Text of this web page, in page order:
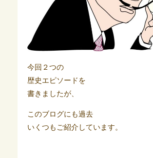
今回２つの
歴史エピソードを
書きましたが、
このブログにも過去
いくつもご紹介しています。